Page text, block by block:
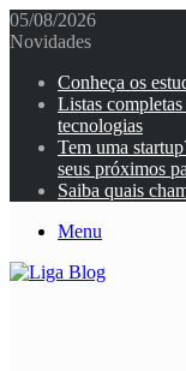
05/08/2026
Novidades
Conheça os
Listas
tecnologias
Tem uma
seus próximos
Saiba quais
Menu